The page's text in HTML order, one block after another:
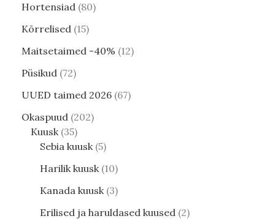
Hortensiad 80
Kõrrelised 15
Maitsetaimed -40% 12
Püsikud 72
UUED taimed 2026 67
Okaspuud 202
Kuusk 35
Sebia kuusk 5
Harilik kuusk 10
Kanada kuusk 3
Erilised ja haruldased kuused 2